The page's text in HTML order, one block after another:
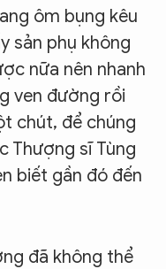
ôm bụng kêu
sản phụ không
nữa nên nhanh
ven đường rồi
chút, để chúng
Thượng sĩ Tùng
biết gần đó đến
đã không thể